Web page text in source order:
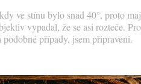
ve stínu bylo snad 40°, proto
vypadal, že se asi rozteče.
podobné případy, jsem připraveni.